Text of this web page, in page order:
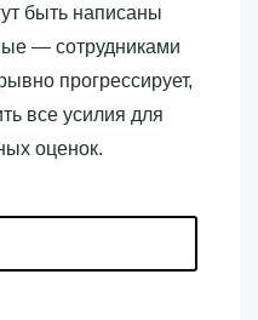
быть написаны
— сотрудниками
прогрессирует,
все усилия для
оценок.